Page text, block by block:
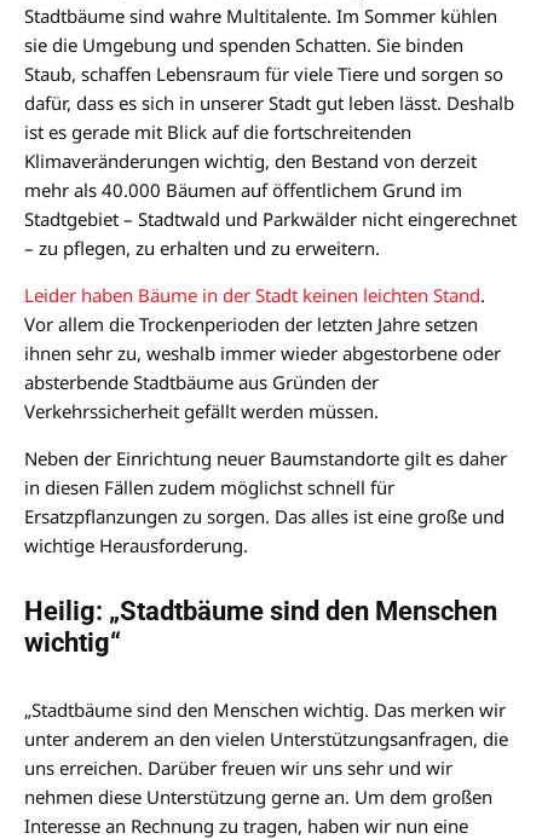
Stadtbäume sind wahre Multitalente. Im Sommer kühlen
sie die Umgebung und spenden Schatten. Sie binden
Staub, schaffen Lebensraum für viele Tiere und sorgen so
dafür, dass es sich in unserer Stadt gut leben lässt. Deshalb
ist es gerade mit Blick auf die fortschreitenden
Klimaveränderungen wichtig, den Bestand von derzeit
mehr als 40.000 Bäumen auf öffentlichem Grund im
Stadtgebiet – Stadtwald und Parkwälder nicht eingerechnet
– zu pflegen, zu erhalten und zu erweitern.
Leider haben Bäume in der Stadt keinen leichten Stand.
Vor allem die Trockenperioden der letzten Jahre setzen
ihnen sehr zu, weshalb immer wieder abgestorbene oder
absterbende Stadtbäume aus Gründen der
Verkehrssicherheit gefällt werden müssen.
Neben der Einrichtung neuer Baumstandorte gilt es daher
in diesen Fällen zudem möglichst schnell für
Ersatzpflanzungen zu sorgen. Das alles ist eine große und
wichtige Herausforderung.
Heilig: „Stadtbäume sind den Menschen
wichtig“
„Stadtbäume sind den Menschen wichtig. Das merken wir
unter anderem an den vielen Unterstützungsanfragen, die
uns erreichen. Darüber freuen wir uns sehr und wir
nehmen diese Unterstützung gerne an. Um dem großen
Interesse an Rechnung zu tragen, haben wir nun eine